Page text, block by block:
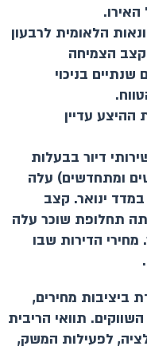
הלאומית לרבעון
עולה כי קצב הצמיחה
4% (במונחים שנתיים בניכוי
ההיצע עדיין
דיור בבעלות
ומתחדשים) עלה
מ-2.6% במדד נובמבר ל-3.8% במדד ינואר. קצב
תחלופת שוכר עלה
ל-6% בינואר. מחירי הדירות שבו
ביציבות מחירים,
תוואי הריבית
לפעילות המשק,